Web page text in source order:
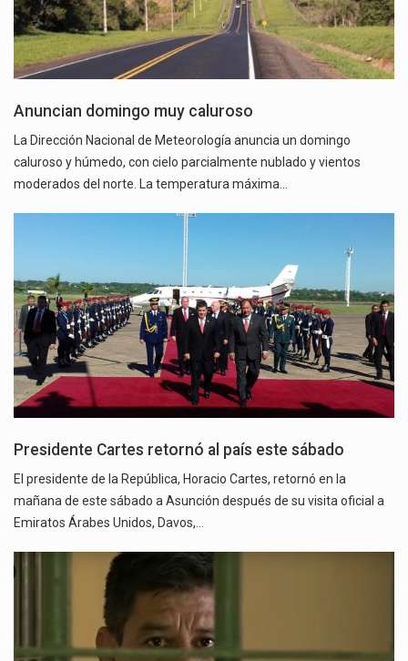
Anuncian domingo muy caluroso
La Dirección Nacional de Meteorología anuncia un domingo
caluroso y húmedo, con cielo parcialmente nublado y vientos
moderados del norte. La temperatura máxima…
Presidente Cartes retornó al país este sábado
El presidente de la República, Horacio Cartes, retornó en la
mañana de este sábado a Asunción después de su visita oficial a
Emiratos Árabes Unidos, Davos,…